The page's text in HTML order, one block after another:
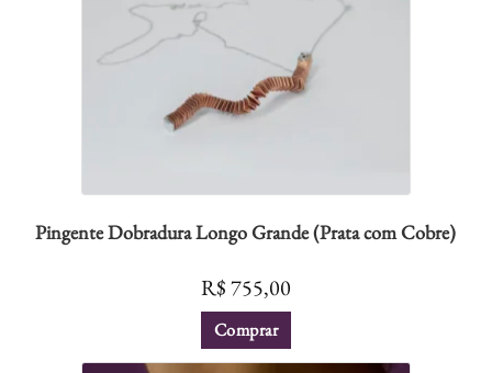
Pingente Dobradura Longo Grande (Prata com Cobre)
R$755,00
Comprar